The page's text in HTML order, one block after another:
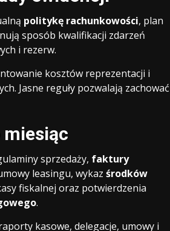
politykę rachunkowości, plan
sposób kwalifikacji zdarzeń
i rezerw.
kosztów reprezentacji i
Jasne reguły pozwalają zachować
sprzedaży, faktury
leasingu, wykaz środków
fiskalnej oraz potwierdzenia
.
kasowe, delegacje, umowy i